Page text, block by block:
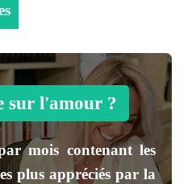
sur l'amour ?
mois contenant les
plus appréciés par la